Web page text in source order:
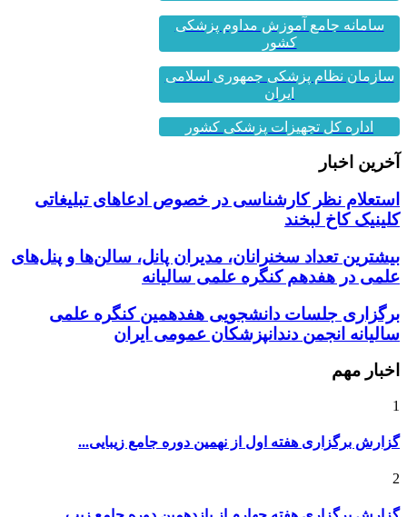
سامانه جامع آموزش مداوم پزشکی
کشور
سازمان نظام پزشکی جمهوری اسلامی
ایران
اداره کل تجهیزات پزشکی کشور
آخرین اخبار
استعلام نظر کارشناسی در خصوص ادعاهای تبلیغاتی
کلینیک کاخ لبخند
بیشترین تعداد سخنرانان، مدیران پانل، سالن‌ها و پنل‌های
علمی در هفدهم کنگره علمی سالیانه
برگزاری جلسات دانشجویی هفدهمین کنگره علمی
سالیانه انجمن دندانپزشکان عمومی ایران
اخبار مهم
1
گزارش برگزاری هفته اول از نهمین دوره جامع زیبایی...
2